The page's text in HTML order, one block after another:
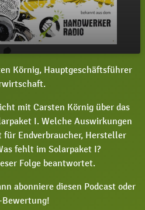
Körnig: Wie bewerten
I?
Körnig, Hauptgeschäftsführer
mit Carsten Körnig über das
I. Welche Auswirkungen
für Endverbraucher, Hersteller
fehlt im Solarpaket I?
Folge beantwortet.
abonniere diesen Podcast oder